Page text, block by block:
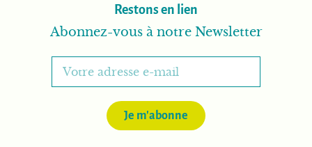
Restons en lien
Abonnez-vous à notre Newsletter
Je m'abonne